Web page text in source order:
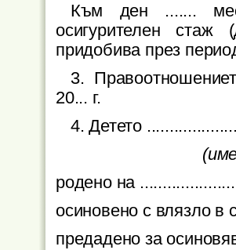
Към ден .......
осигурителен стаж
придобива през
3.
20... г.
4. Детето
родено на
осиновено с влязло в
предадено за